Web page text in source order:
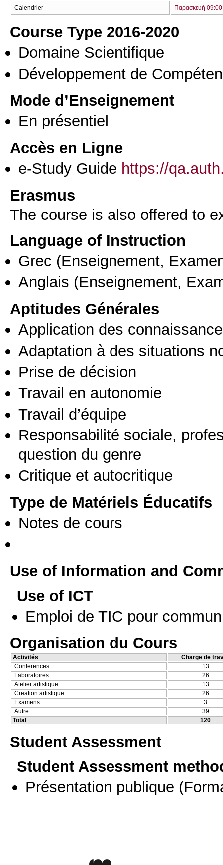
Calendrier Παρασκευή
Course Type 2016-2020
Domaine Scientifique
Développement de
Mode d’Enseignement
En présentiel
Accès en Ligne
e-Study Guide https://
Erasmus
The course is also offered to
Language of Instruction
Grec (Enseignement,
Anglais (Enseignement,
Aptitudes Générales
Application des
Adaptation à des situations
Prise de décision
Travail en autonomie
Travail d’équipe
Responsabilité sociale,
question du genre
Critique et autocritique
Type de Matériels Éducatifs
Notes de cours
Use of Information and
Use of ICT
Emploi de TIC pour
Organisation du Cours
Activités
Charge de
Conferences
13
Laboratoires
26
Atelier artistique
13
Creation artistique
26
Examens
3
Autre
39
Total
120
Student Assessment
Student Assessment
Présentation publique